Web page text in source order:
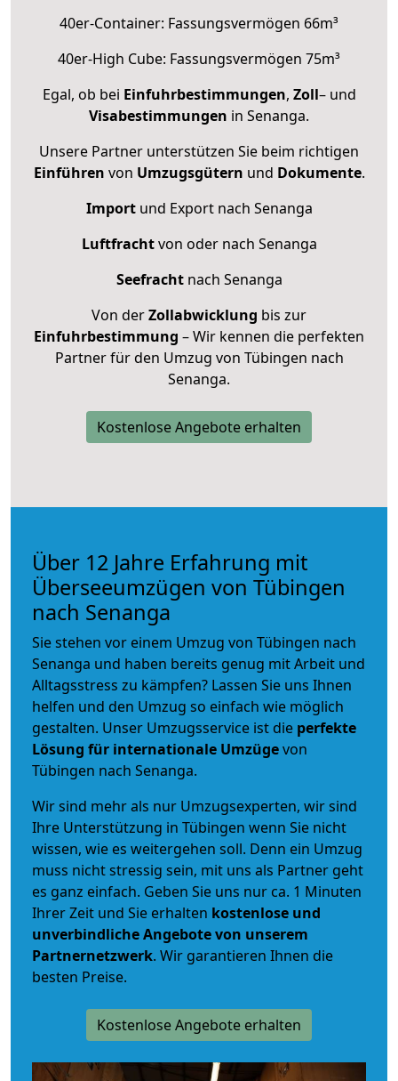
40er-Container: Fassungsvermögen 66m³
40er-High Cube: Fassungsvermögen 75m³
Egal, ob bei Einfuhrbestimmungen, Zoll– und
Visabestimmungen in Senanga.
Unsere Partner unterstützen Sie beim richtigen
Einführen von Umzugsgütern und Dokumente.
Importund Export nach Senanga
Luftfrachtvon oder nach Senanga
Seefrachtnach Senanga
Von derZollabwicklung bis zur
Einfuhrbestimmung – Wir kennen die perfekten
Partner für den Umzug von Tübingen nach
Senanga.
Kostenlose Angebote erhalten
Über 12 Jahre Erfahrung mit
Überseeumzügen von Tübingen
nach Senanga
Sie stehen vor einem Umzug von Tübingen nach
Senanga und haben bereits genug mit Arbeit und
Alltagsstress zu kämpfen? Lassen Sie uns Ihnen
helfen und den Umzug so einfach wie möglich
gestalten. Unser Umzugsservice ist die perfekte
Lösung für internationale Umzügevon
Tübingen nach Senanga.
Wir sind mehr als nur Umzugsexperten, wir sind
Ihre Unterstützung in Tübingen wenn Sie nicht
wissen, wie es weitergehen soll. Denn ein Umzug
muss nicht stressig sein, mit uns als Partner geht
es ganz einfach. Geben Sie uns nur ca. 1 Minuten
Ihrer Zeit und Sie erhalten kostenlose und
unverbindlicheAngebote von unserem
Partnernetzwerk. Wir garantieren Ihnen die
besten Preise.
Kostenlose Angebote erhalten